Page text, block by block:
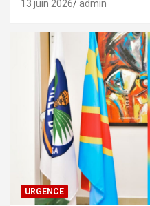
13 juin 2026 admin
URGENCE